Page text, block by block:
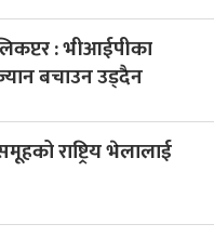
: भीआईपीका
बचाउन उड्दैन
राष्ट्रिय भेलालाई